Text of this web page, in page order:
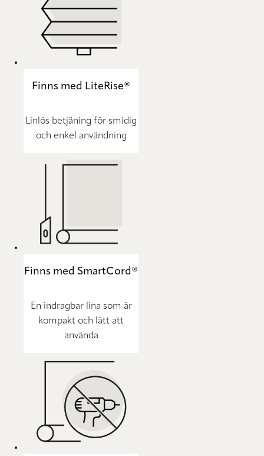
Finns med LiteRise®
Linlös betjäning för smidig
och enkel användning
Finns med SmartCord®
En indragbar lina som är
kompakt och lätt att
använda